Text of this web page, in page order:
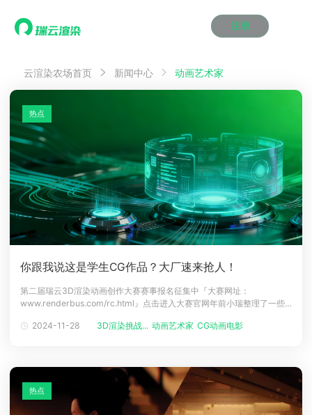
注册
效果图渲染
云渲染管理系统
瑞兔百宝箱
AI视频插帧
效果图渲染
云渲染管理系统
瑞兔百宝箱
AI视频插帧
效果图渲染
云渲染管理系统
瑞兔百宝箱
AI视频插帧
效果图渲染
云渲染管理系统
瑞兔百宝箱
AI视频插帧
效果图渲染
云渲染管理系统
瑞兔百宝箱
AI视频插帧
效果图渲染
云渲染管理系统
瑞兔百宝箱
AI视频插帧
解决方案
Maya云渲染方案
3ds Max云渲染方案
Cinema 4D云渲染方案
Blender 云渲染方案
Maya AI渲染方案
Maya云渲染方案
3ds Max云渲染方案
Cinema 4D云渲染方案
Blender 云渲染方案
Maya AI渲染方案
Maya云渲染方案
3ds Max云渲染方案
Cinema 4D云渲染方案
Blender 云渲染方案
Maya AI渲染方案
Maya云渲染方案
3ds Max云渲染方案
Cinema 4D云渲染方案
Blender 云渲染方案
Maya AI渲染方案
Maya云渲染方案
3ds Max云渲染方案
Cinema 4D云渲染方案
Blender 云渲染方案
Maya AI渲染方案
Maya云渲染方案
3ds Max云渲染方案
Cinema 4D云渲染方案
Blender 云渲染方案
Maya AI渲染方案
价格
动画价格
效果图价格
云制作价格
动画价格
效果图价格
云制作价格
动画价格
效果图价格
云制作价格
动画价格
效果图价格
云制作价格
动画价格
效果图价格
云制作价格
动画价格
效果图价格
云制作价格
案例
资讯&赛事
新闻资讯
渲染百科
渲染大赛
泛CG交流会
新闻资讯
渲染百科
渲染大赛
泛CG交流会
新闻资讯
渲染百科
渲染大赛
泛CG交流会
新闻资讯
渲染百科
渲染大赛
泛CG交流会
新闻资讯
渲染百科
渲染大赛
泛CG交流会
新闻资讯
渲染百科
渲染大赛
泛CG交流会
特惠专区
教育优惠
教育优惠
教育优惠
教育优惠
教育优惠
教育优惠
关于我们
下载
登录
云渲染农场首页 新闻中心 动画艺术家
你跟我说这是学生CG作品？大厂速来抢人！
第二届瑞云3D渲染动画创作大赛赛事报名征集中『大赛网址：
www.renderbus.com/rc.html』点击进入大赛官网年前小瑞整理了一些
作品抢先看！学生组疯狂上分，专业组压力倍增！》评论区出现了如下画
2024-11-28 3D渲染挑战... 动画艺术家 CG动画电影
热点
热点